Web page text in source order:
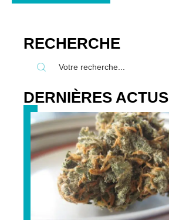
RECHERCHE
DERNIÈRES ACTUS